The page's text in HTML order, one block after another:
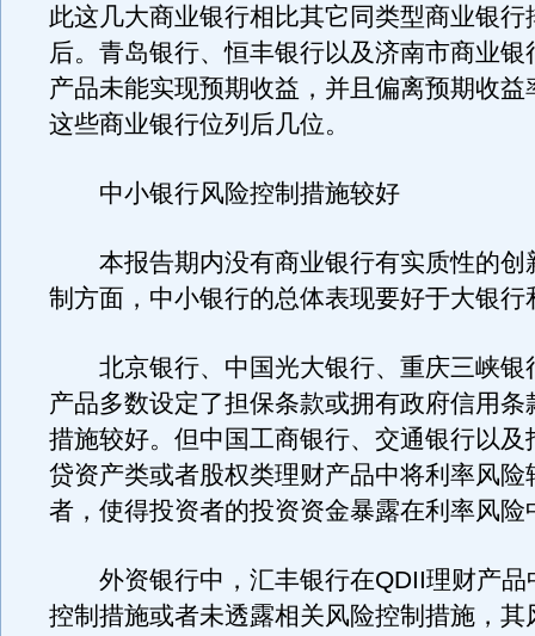
此这几大商业银行相比其它同类型商业银行
后。青岛银行、恒丰银行以及济南市商业银
产品未能实现预期收益，并且偏离预期收益
这些商业银行位列后几位。
中小银行风险控制措施较好
本报告期内没有商业银行有实质性的创
制方面，中小银行的总体表现要好于大银行
北京银行、中国光大银行、重庆三峡银
产品多数设定了担保条款或拥有政府信用条
措施较好。但中国工商银行、交通银行以及
贷资产类或者股权类理财产品中将利率风险
者，使得投资者的投资资金暴露在利率风险
外资银行中，汇丰银行在QDII理财产品
控制措施或者未透露相关风险控制措施，其